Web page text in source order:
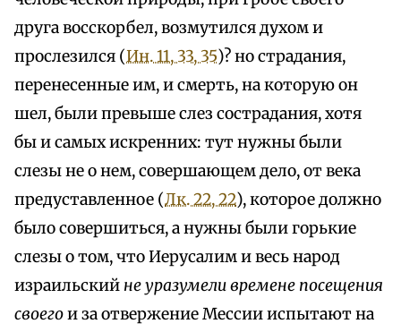
друга восскорбел, возмутился духом и
прослезился (Ин. 11, 33, 35)? но страдания,
перенесенные им, и смерть, на которую он
шел, были превыше слез сострадания, хотя
бы и самых искренних: тут нужны были
слезы не о нем, совершающем дело, от века
предуставленное (Лк. 22, 22), которое должно
было совершиться, а нужны были горькие
слезы о том, что Иерусалим и весь народ
израильский не уразумели времене посещения
своегои за отвержение Мессии испытают на